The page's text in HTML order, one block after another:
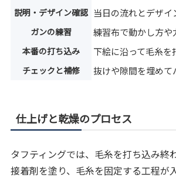
説明・デザイン確認 当日の流れとデザ
ガンの練習 練習布で動かし方や
本番の打ち込み 下絵に沿って毛糸を
チェックと補修 抜けや隙間を埋めて
仕上げと乾燥のプロセス
タフティングでは、毛糸を打ち込み終
接着剤を塗り、毛糸を固定する工程が